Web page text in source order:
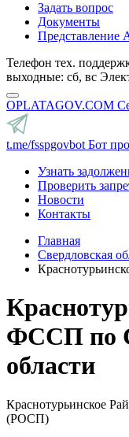
Задать вопрос
Документы
Представление
Телефон тех.
выходные: сб, вс
OPLATAGOV.COM
t.me/fsspgovbot Бот
Узнать
Проверить
Новости
Контакты
Главная
Свердловская
ФССП по
области
Краснотурьинское
(РОСП)